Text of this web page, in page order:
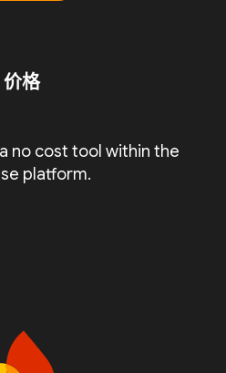
价格
no cost tool within the
platform.